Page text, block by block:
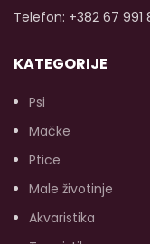
Telefon: +382 67 991
KATEGORIJE
Psi
Mačke
Ptice
Male životinje
Akvaristika